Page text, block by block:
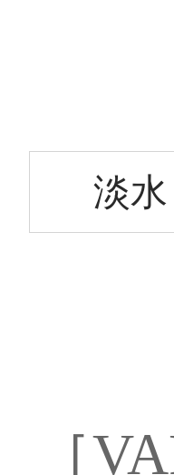
淡水
［